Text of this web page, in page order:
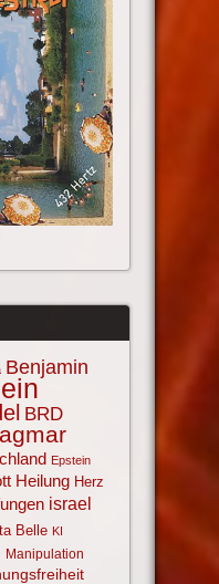
Benjamin
BRD
Epstein
Heilung Herz
israel
Belle KI
Manipulation